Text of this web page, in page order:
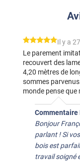
*****
Il y a
Le parement
recouvert des
4,20 mètres de
sommes
monde pense que
Commentaire
Bonjour
parlant ! Si
bois est
travail soigné